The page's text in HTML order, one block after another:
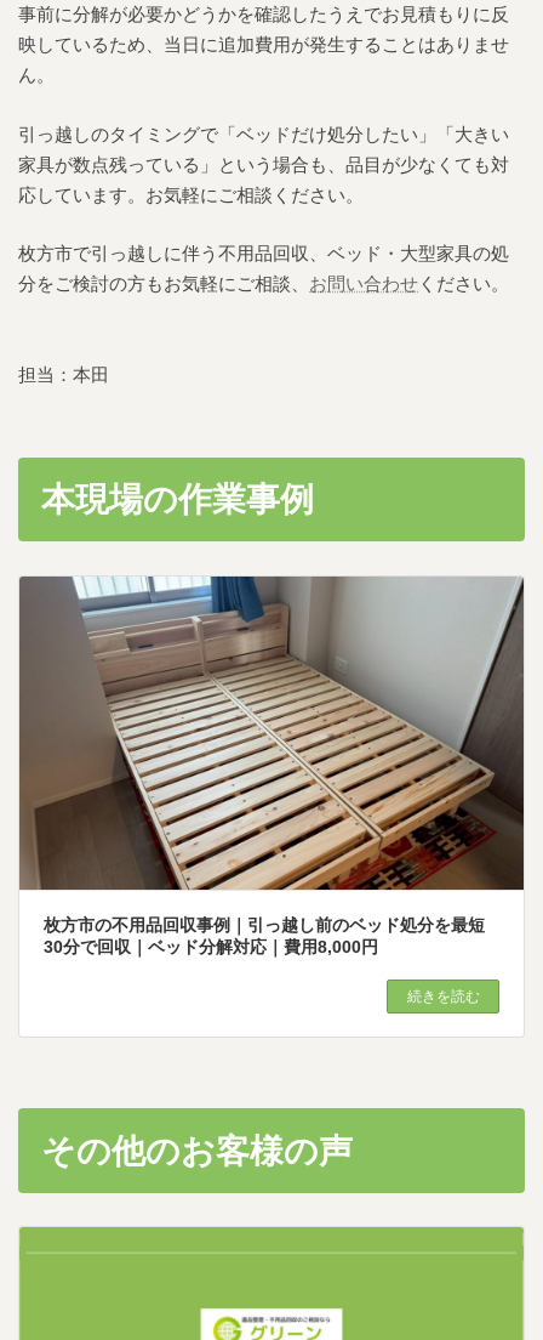
事前に分解が必要かどうかを確認したうえでお見積もりに反
映しているため、当日に追加費用が発生することはありませ
ん。
引っ越しのタイミングで「ベッドだけ処分したい」「大きい
家具が数点残っている」という場合も、品目が少なくても対
応しています。お気軽にご相談ください。
枚方市で引っ越しに伴う不用品回収、ベッド・大型家具の処
分をご検討の方もお気軽にご相談、 お問い合わせ ください。
担当：本田
本現場の作業事例
枚方市の不用品回収事例｜引っ越し前のベッド処分を最短
30分で回収｜ベッド分解対応｜費用8,000円
続きを読む
その他のお客様の声